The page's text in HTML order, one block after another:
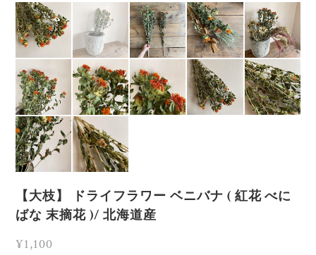
【大枝】 ドライフラワー ベニバナ ( 紅花 べに
ばな 末摘花 )/ 北海道産
¥1,100